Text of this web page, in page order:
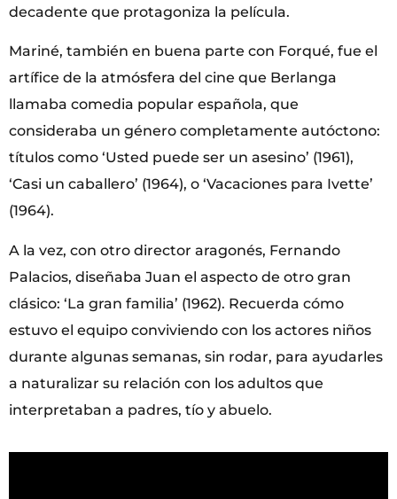
decadente que protagoniza la película.
Mariné, también en buena parte con Forqué, fue el
artífice de la atmósfera del cine que Berlanga
llamaba comedia popular española, que
consideraba un género completamente autóctono:
títulos como ‘Usted puede ser un asesino’ (1961),
‘Casi un caballero’ (1964), o ‘Vacaciones para Ivette’
(1964).
A la vez, con otro director aragonés, Fernando
Palacios, diseñaba Juan el aspecto de otro gran
clásico: ‘La gran familia’ (1962). Recuerda cómo
estuvo el equipo conviviendo con los actores niños
durante algunas semanas, sin rodar, para ayudarles
a naturalizar su relación con los adultos que
interpretaban a padres, tío y abuelo.